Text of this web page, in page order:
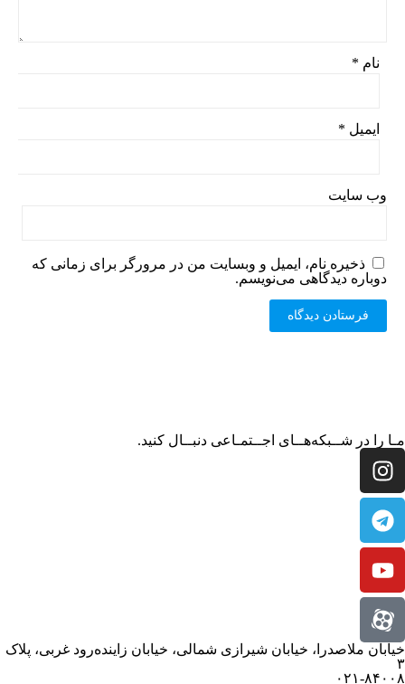
نام *
ایمیل *
وب‌ سایت
ذخیره نام، ایمیل و وبسایت من در مرورگر برای زمانی که
دوباره دیدگاهی می‌نویسم.
مـا را در شــبکه‌هــای اجــتمـاعی دنبــال کنید.
خیابان ملاصدرا، خیابان شیرازی شمالی، خیابان زاینده‌رود غربی، پلاک
۳
۰۲۱-۸۴۰۰۸